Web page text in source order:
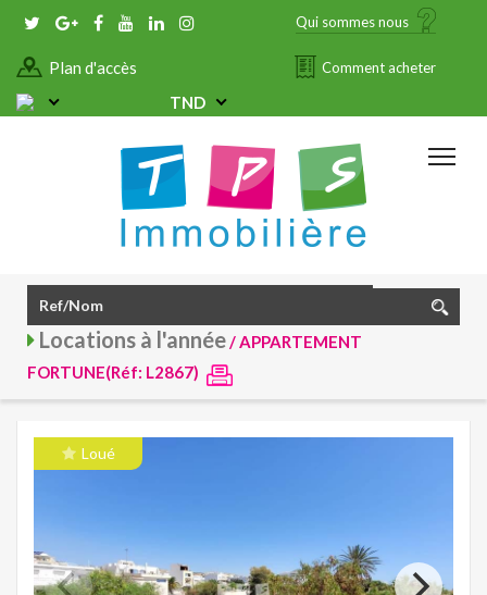
Qui sommes nous
Plan d'accès Comment acheter
TND
Locations à l'année/ APPARTEMENT
FORTUNE(Réf: L2867)
Loué